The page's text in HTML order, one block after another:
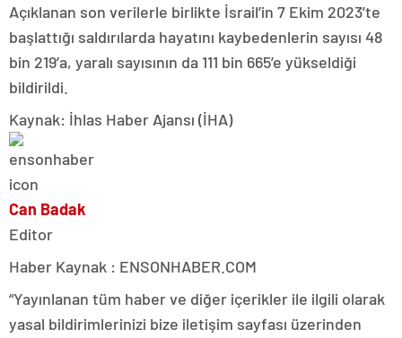
Açıklanan son verilerle birlikte İsrail’in 7 Ekim 2023’te
başlattığı saldırılarda hayatını kaybedenlerin sayısı 48
bin 219’a, yaralı sayısının da 111 bin 665’e yükseldiği
bildirildi.
Kaynak: İhlas Haber Ajansı (İHA)
Can Badak
Editor
Haber Kaynak : ENSONHABER.COM
“Yayınlanan tüm haber ve diğer içerikler ile ilgili olarak
yasal bildirimlerinizi bize iletişim sayfası üzerinden